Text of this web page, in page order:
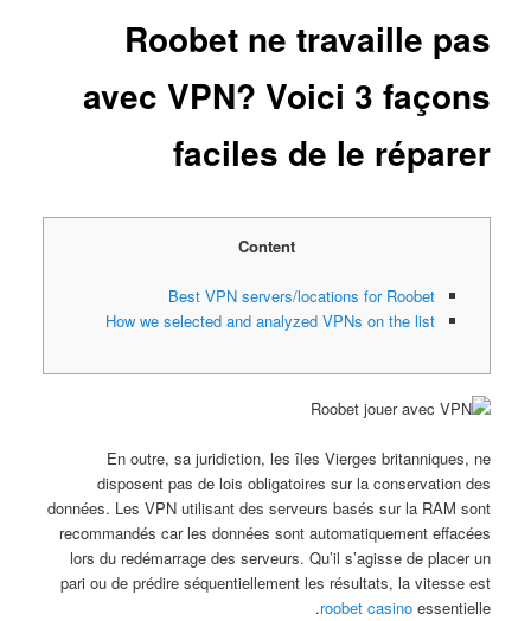
Roobet ne travaille pas
avec VPN? Voici 3 façons
faciles de le réparer
Content
Best VPN servers/locations for Roobet
How we selected and analyzed VPNs on the list
En outre, sa juridiction, les îles Vierges britanniques, ne
disposent pas de lois obligatoires sur la conservation des
données. Les VPN utilisant des serveurs basés sur la RAM sont
recommandés car les données sont automatiquement effacées
lors du redémarrage des serveurs. Qu’il s’agisse de placer un
pari ou de prédire séquentiellement les résultats, la vitesse est
roobet casinoessentielle.